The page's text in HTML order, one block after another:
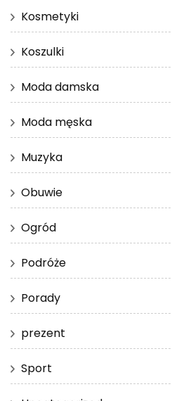
Kosmetyki
Koszulki
Moda damska
Moda męska
Muzyka
Obuwie
Ogród
Podróże
Porady
prezent
Sport